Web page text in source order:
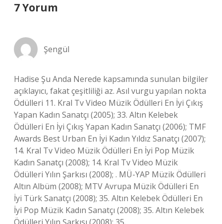
7 Yorum
Şengül
Hadise Şu Anda Nerede kapsamında sunulan bilgiler
açıklayıcı, fakat çeşitliliği az. Asıl vurgu yapılan nokta
Ödülleri 11. Kral Tv Video Müzik Ödülleri En İyi Çıkış
Yapan Kadın Sanatçı (2005); 33. Altın Kelebek
Ödülleri En İyi Çıkış Yapan Kadın Sanatçı (2006); TMF
Awards Best Urban En İyi Kadın Yıldız Sanatçı (2007);
14. Kral Tv Video Müzik Ödülleri En İyi Pop Müzik
Kadın Sanatçı (2008); 14. Kral Tv Video Müzik
Ödülleri Yılın Şarkısı (2008); . MÜ-YAP Müzik Ödülleri
Altın Albüm (2008); MTV Avrupa Müzik Ödülleri En
İyi Türk Sanatçı (2008); 35. Altın Kelebek Ödülleri En
İyi Pop Müzik Kadın Sanatçı (2008); 35. Altın Kelebek